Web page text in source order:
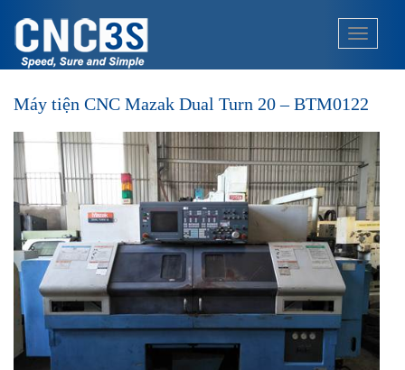
p
Máy tiện CNC Mazak Dual Turn 20 – BTM0122